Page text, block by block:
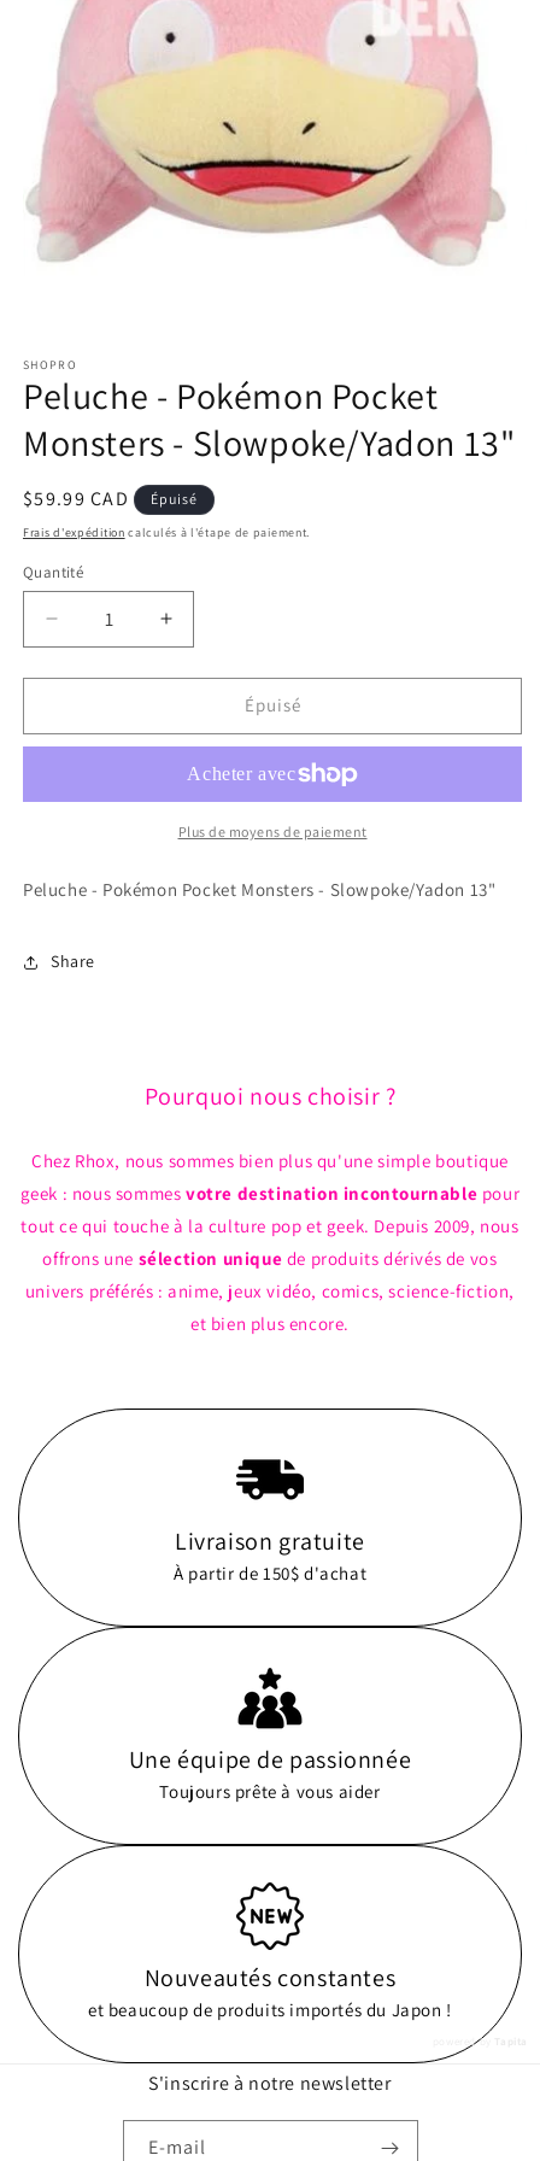
média
1
dans
fenêtre
modale
SHOPRO
Peluche - Pokémon Pocket
Monsters - Slowpoke/Yadon 13"
Prix
habituel
$59.99 CAD Épuisé
Frais d'expédition calculés à l'étape de paiement.
Quantité
Réduire
la
quantité
Peluche
Pocket
Slowpoke/Yadon
Augmenter
la
quantité
Peluche
Pokémon
Pocket
Monsters
Slowpoke/Yadon
Épuisé
Plus de moyens de paiement
Peluche - Pokémon Pocket Monsters - Slowpoke/Yadon 13"
Share
Pourquoi nous choisir ?
Chez Rhox, nous sommes bien plus qu'une simple boutique
geek : nous sommesvotre destination incontournable pour
tout ce qui touche à la culture pop et geek. Depuis 2009, nous
offrons une sélection unique de produits dérivés de vos
univers préférés : anime, jeux vidéo, comics, science-fiction,
et bien plus encore.
Livraison gratuite
À partir de 150$ d'achat
Une équipe de passionnée
Toujours prête à vous aider
Nouveautés constantes
et beaucoup de produits importés du Japon !
powered by
S'inscrire à notre newsletter
E-mail